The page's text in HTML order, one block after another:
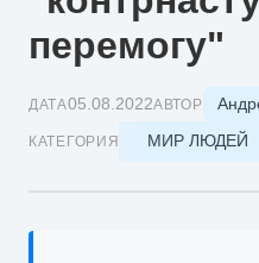
перемогу"
ДАТА05.08.2022АВТОР
КАТЕГОРИЯ МИР ЛЮДЕЙ